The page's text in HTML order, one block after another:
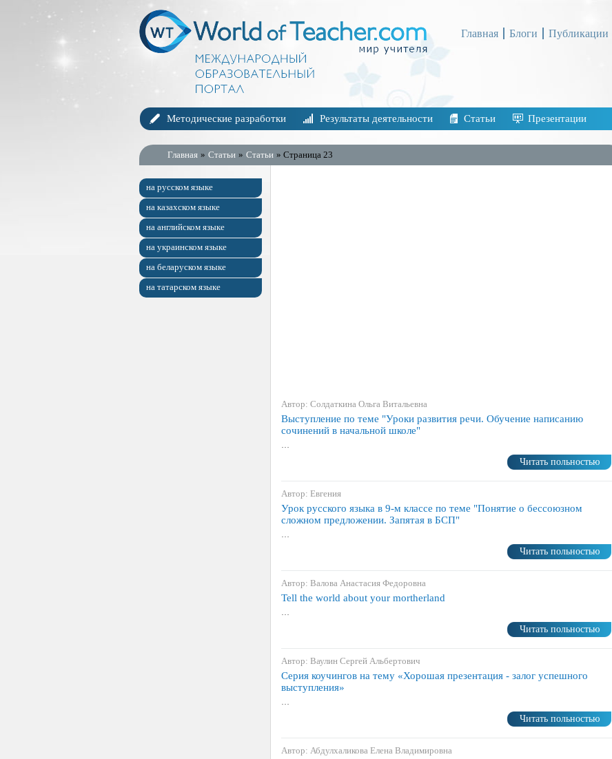
Главная Блоги Публикации
Методические разработки Результаты деятельности Статьи Презентации
Главная » Статьи » Статьи » Страница 23
на русском языке
на казахском языке
на английском языке
на украинском языке
на беларуском языке
на татарском языке
Автор: Солдаткина Ольга Витальевна
Выступление по теме "Уроки развития речи. Обучение написанию
сочинений в начальной школе"
…
Читать польностью
Автор: Евгения
Урок русского языка в 9-м классе по теме "Понятие о бессоюзном
сложном предложении. Запятая в БСП"
…
Читать польностью
Автор: Валова Анастасия Федоровна
Tell the world about your mortherland
…
Читать польностью
Автор: Ваулин Сергей Альбертович
Серия коучингов на тему «Хорошая презентация - залог успешного
выступления»
…
Читать польностью
Автор: Абдулхаликова Елена Владимировна